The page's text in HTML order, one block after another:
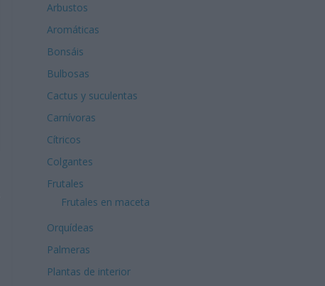
Arbustos
Aromáticas
Bonsáis
Bulbosas
Cactus y suculentas
Carnívoras
Cítricos
Colgantes
Frutales
Frutales en maceta
Orquídeas
Palmeras
Plantas de interior